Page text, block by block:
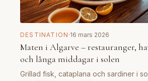
DESTINATION ·16 mars 2026
Maten i Algarve – restauranger,
och långa middagar i solen
Grillad fisk, cataplana och sardiner i